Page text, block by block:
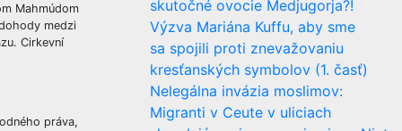
Mahmúdom
medzi
Cirkevní
práva,
skutočné ovocie Medjugorja?!
Výzva Mariána Kuffu, aby sme
sa spojili proti znevažovaniu
kresťanských symbolov (1. časť)
Nelegálna invázia moslimov:
Migranti v Ceute v uliciach